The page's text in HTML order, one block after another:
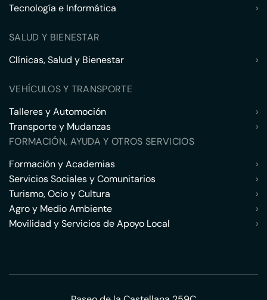
Tecnología e Informática
›
SALUD Y BIENESTAR
Clínicas, Salud y Bienestar
›
VEHÍCULOS Y TRANSPORTE
Talleres y Automoción
›
Transporte y Mudanzas
›
FORMACIÓN, AYUDA Y OTROS SERVICIOS
Formación y Academias
›
Servicios Sociales y Comunitarios
›
Turismo, Ocio y Cultura
›
Agro y Medio Ambiente
›
Movilidad y Servicios de Apoyo Local
›